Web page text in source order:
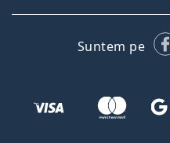
Suntem pe